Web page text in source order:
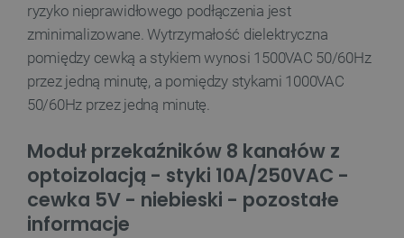
ryzyko nieprawidłowego podłączenia jest
zminimalizowane. Wytrzymałość dielektryczna
pomiędzy cewką a stykiem wynosi 1500VAC 50/60Hz
przez jedną minutę, a pomiędzy stykami 1000VAC
50/60Hz przez jedną minutę.
Moduł przekaźników 8 kanałów z
optoizolacją - styki 10A/250VAC -
cewka 5V - niebieski - pozostałe
informacje
FUNKCJONALNOŚĆ
Niezbędne Wydajność
Niezbędne pliki cookie umożliwiają korzystanie z
podstawowych funkcji strony internetowej, takich
jak logowanie użytkownika i zarządzanie kontem.
Bez niezbędnych plików cookie nie można
prawidłowo korzystać ze strony internetowej.